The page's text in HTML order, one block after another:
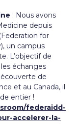
: Nous avons
depuis
for
un campus
L’objectif de
échanges
de
et au Canada, il
entier !
federaidd-
accelerer-la-